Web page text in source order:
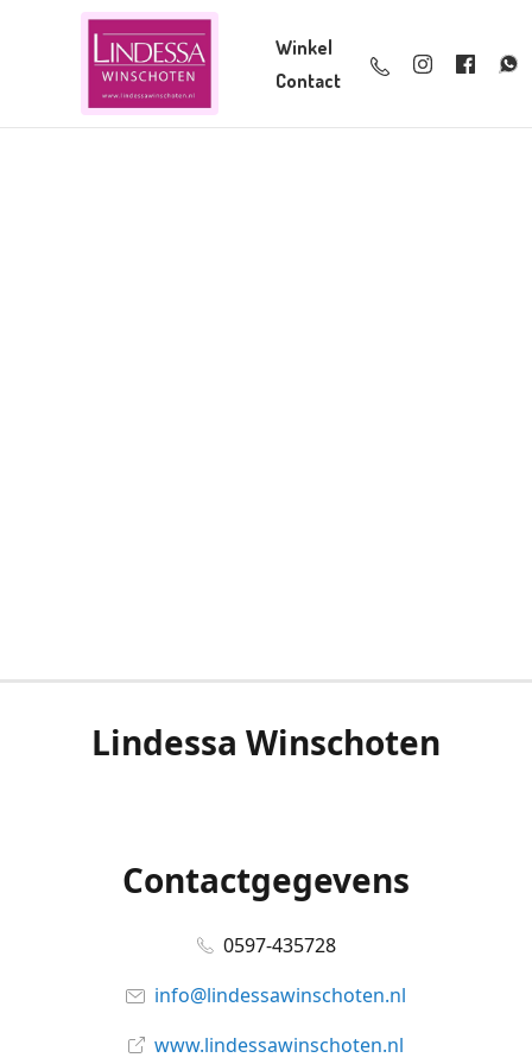
Winkel
Contact
Lindessa Winschoten
Contactgegevens
0597-435728
info@lindessawinschoten.nl
www.lindessawinschoten.nl